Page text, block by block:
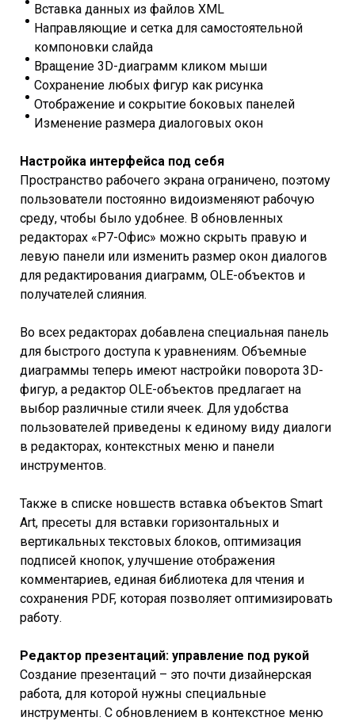
Вставка данных из файлов XML
Направляющие и сетка для самостоятельной
компоновки слайда
Вращение 3D-диаграмм кликом мыши
Сохранение любых фигур как рисунка
Отображение и сокрытие боковых панелей
Изменение размера диалоговых окон
Настройка интерфейса под себя
Пространство рабочего экрана ограничено, поэтому
пользователи постоянно видоизменяют рабочую
среду, чтобы было удобнее. В обновленных
редакторах «Р7-Офис» можно скрыть правую и
левую панели или изменить размер окон диалогов
для редактирования диаграмм, OLE-объектов и
получателей слияния.
Во всех редакторах добавлена специальная панель
для быстрого доступа к уравнениям. Объемные
диаграммы теперь имеют настройки поворота 3D-
фигур, а редактор OLE-объектов предлагает на
выбор различные стили ячеек. Для удобства
пользователей приведены к единому виду диалоги
в редакторах, контекстных меню и панели
инструментов.
Также в списке новшеств вставка объектов Smart
Art, пресеты для вставки горизонтальных и
вертикальных текстовых блоков, оптимизация
подписей кнопок, улучшение отображения
комментариев, единая библиотека для чтения и
сохранения PDF, которая позволяет оптимизировать
работу.
Редактор презентаций: управление под рукой
Создание презентаций – это почти дизайнерская
работа, для которой нужны специальные
инструменты. С обновлением в контекстное меню